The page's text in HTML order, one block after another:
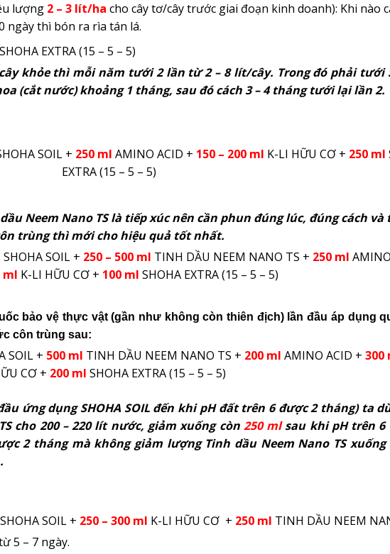
lượng 2 – 3 lít/ha cho cây tơ/cây trước giai đoạn kinh doanh): Khi nào
ngày thì bón ra rìa tán lá.
SHOHA EXTRA (15 – 5 – 5)
cây khỏe thì mỗi năm tưới 2 lần từ 2– 8 lít/cây. Trong đó phải tưới
(cắt nước) khoảng 1 tháng, sau đó cách 3–4 tháng tưới lại lần 2.
SOIL + 250 ml AMINO ACID + 150 – 200 ml K-LI HỮU CƠ + 250 ml
EXTRA (15 – 5 – 5)
Neem Nano TS là tiếpxúc nên cần phun đúng lúc, đúng cách và
trùng thì mới cho hiệu quả tốt nhất.
SHOHA SOIL + 250 – 500 ml TINH DẦU NEEM NANO TS + 250 ml
ml K-LI HỮU CƠ + 100 ml SHOHA EXTRA (15 – 5 – 5)
bảo vệ thực vật (gần như không còn thiên địch) lần đầu áp dụng
côn trùng sau:
SOIL + 500 ml TINH DẦU NEEM NANO TS + 200 ml AMINO ACID + 300
CƠ + 200 ml SHOHA EXTRA (15 – 5 – 5)
ứng dụng SHOHA SOIL đến khi pH đất trên 6 được 2 tháng) ta
cho 200 – 220 lít nước, giảm xuống còn 250 mlsau khi pH trên 6
2 tháng mà không giảm lượng Tinh dầu Neem Nano TS xuống
SHOHA SOIL + 250 – 300 ml K-LI HỮU CƠ + 250 ml TINH DẦU NEEM
5 – 7 ngày.